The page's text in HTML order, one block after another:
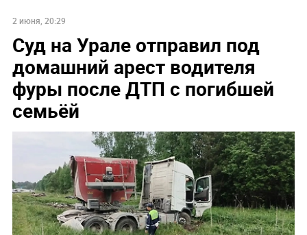
2 июня, 20:29
Суд на Урале отправил под
домашний арест водителя
фуры после ДТП с погибшей
семьёй